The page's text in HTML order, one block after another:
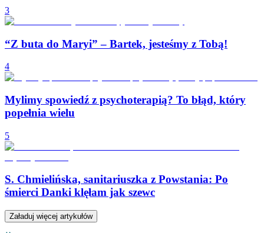
3
“Z buta do Maryi” – Bartek, jesteśmy z Tobą!
4
Mylimy spowiedź z psychoterapią? To błąd, który
popełnia wielu
5
S. Chmielińska, sanitariuszka z Powstania: Po
śmierci Danki klęłam jak szewc
Załaduj więcej artykułów